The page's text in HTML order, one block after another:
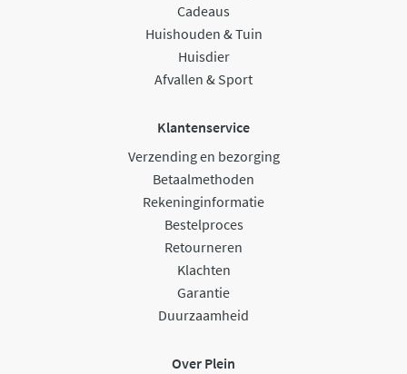
Cadeaus
Huishouden & Tuin
Huisdier
Afvallen & Sport
Klantenservice
Verzending en bezorging
Betaalmethoden
Rekeninginformatie
Bestelproces
Retourneren
Klachten
Garantie
Duurzaamheid
Over Plein